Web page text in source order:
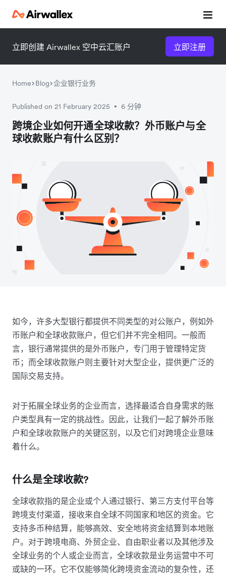
立即创建 Airwallex 空中云汇账户 立即注册
Home Blog 企业银行业务
Published on 21 February 2025 • 6 分钟
跨境企业如何开通全球收款？外币账户与全
球收款账户有什么区别？
如今，许多大型银行都提供不同类型的对公账户，例如外
币账户和全球收款账户，但它们并不完全相同。一般而
言，银行通常提供的是外币账户，专门用于管理特定货
币；而全球收款账户则主要针对大型企业，提供更广泛的
国际交易支持。
对于拓展全球业务的企业而言，选择最适合自身需求的账
户类型具有一定的挑战性。因此，让我们一起了解外币账
户和全球收款账户的关键区别，以及它们对跨境企业意味
着什么。
什么是全球收款?
全球收款指的是企业或个人通过银行、第三方支付平台等
跨境支付渠道，接收来自全球不同国家和地区的资金。它
支持多币种结算，能够高效、安全地将资金结算到本地账
户。对于跨境电商、外贸企业、自由职业者以及其他涉及
全球业务的个人或企业而言，全球收款是业务运营中不可
或缺的一环。它不仅能够简化跨境资金流动的复杂性，还
微信扫一扫，点击手机右上角
分享
微信扫一扫，点击手机右上角
分享